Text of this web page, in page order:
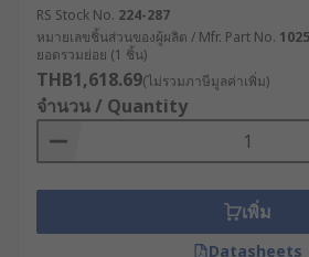
RS Stock No. 224-287
หมายเลขชิ้นส่วนของผู้ผลิต / Mfr. Part No.
ยอดรวมย่อย (1 ชิ้น)
THB1,618.69(ไม่รวมภาษีมูลค่าเพิ่ม)
จำนวน / Quantity
เพิ่ม
Datasheets